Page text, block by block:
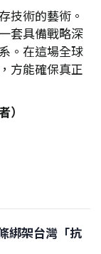
技術的藝術。
套具備戰略深
。在這場全球
方能確保真正
）
綁架台灣「抗